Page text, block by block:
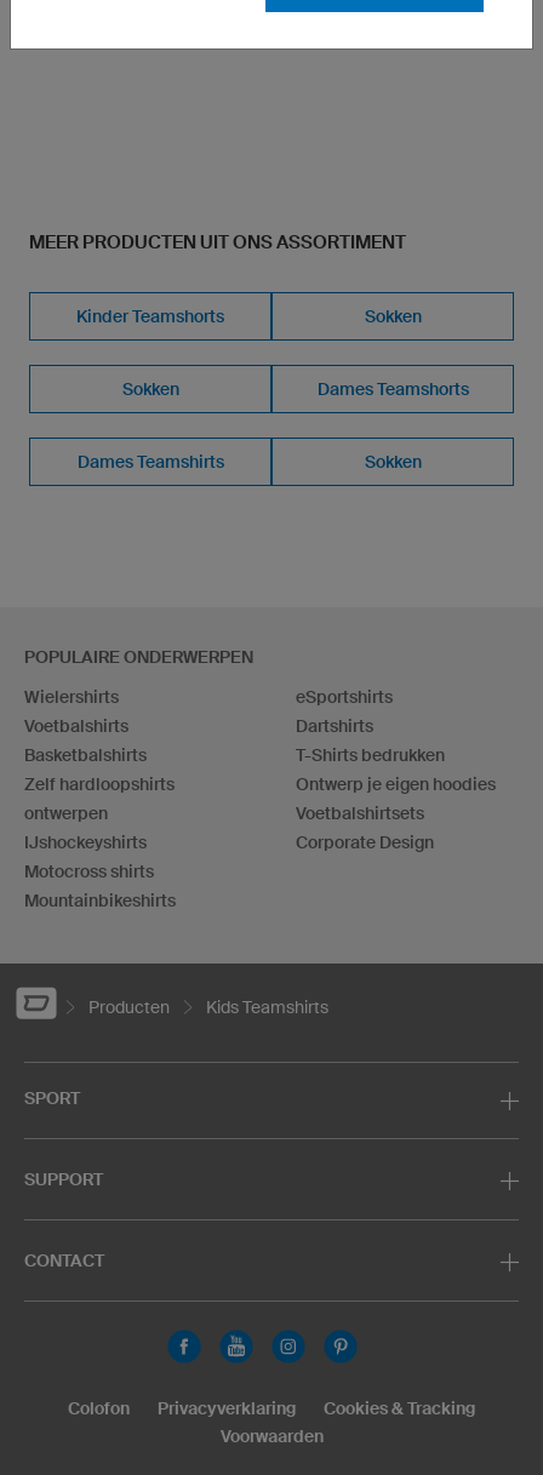
MEER PRODUCTEN UIT ONS ASSORTIMENT
Kinder Teamshorts Sokken
Sokken Dames Teamshorts
Dames Teamshirts Sokken
POPULAIRE ONDERWERPEN
Wielershirts
Voetbalshirts
Basketbalshirts
Zelf hardloopshirts
ontwerpen
IJshockeyshirts
Motocross shirts
Mountainbikeshirts
eSportshirts
Dartshirts
T-Shirts bedrukken
Ontwerp je eigen hoodies
Voetbalshirtsets
Corporate Design
Producten Kids Teamshirts
SPORT
SUPPORT
CONTACT
Colofon Privacyverklaring
Cookies & Tracking
Voorwaarden